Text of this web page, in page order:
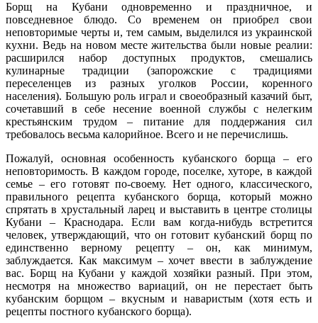
Борщ на Кубани одновременно и праздничное, и
повседневное блюдо. Со временем он приобрел свои
неповторимые черты и, тем самым, выделился из украинской
кухни. Ведь на новом месте жительства были новые реалии:
расширился набор доступных продуктов, смешались
кулинарные традиции (запорожские с традициями
переселенцев из разных уголков России, коренного
населения). Большую роль играл и своеобразный казачий быт,
сочетавший в себе несение военной службы с нелегким
крестьянским трудом – питание для поддержания сил
требовалось весьма калорийное. Всего и не перечислишь.
Пожалуй, основная особенность кубанского борща – его
неповторимость. В каждом городе, поселке, хуторе, в каждой
семье – его готовят по-своему. Нет одного, классического,
правильного рецепта кубанского борща, который можно
спрятать в хрустальный ларец и выставить в центре столицы
Кубани – Краснодара. Если вам когда-нибудь встретится
человек, утверждающий, что он готовит кубанский борщ по
единственно верному рецепту – он, как минимум,
заблуждается. Как максимум – хочет ввести в заблуждение
вас. Борщ на Кубани у каждой хозяйки разный. При этом,
несмотря на множество вариаций, он не перестает быть
кубанским борщом – вкусным и наваристым (хотя есть и
рецепты постного кубанского борща).